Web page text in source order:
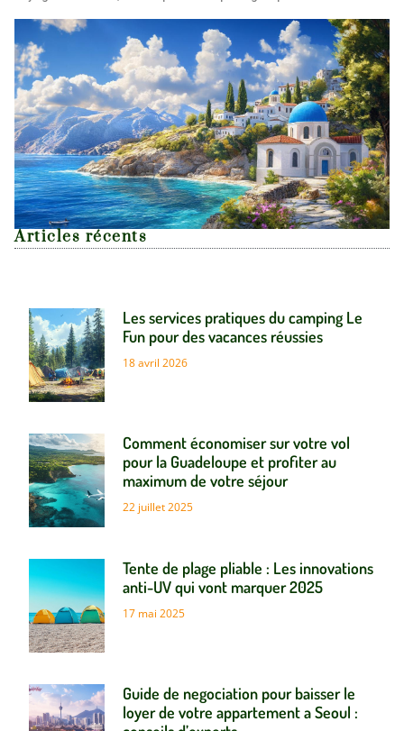
Articles récents
Les services pratiques du camping Le
Fun pour des vacances réussies
18 avril 2026
Comment économiser sur votre vol
pour la Guadeloupe et profiter au
maximum de votre séjour
22 juillet 2025
Tente de plage pliable : Les innovations
anti-UV qui vont marquer 2025
17 mai 2025
Guide de negociation pour baisser le
loyer de votre appartement a Seoul :